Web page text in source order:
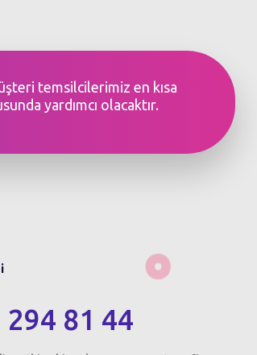
temsilcilerimiz en kısa
yardımcı olacaktır.
294 81 44